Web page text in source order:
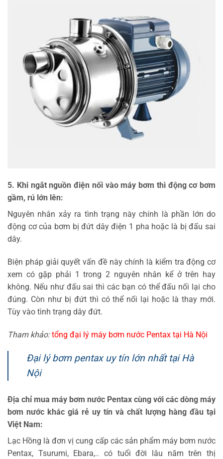
5. Khi ngắt nguồn điện nối vào máy bơm thì động cơ bơm
gầm, rú lớn lên:
Nguyên nhân xảy ra tình trạng này chính là phần lớn do
động cơ của bơm bị đứt dây điện 1 pha hoặc là bị đấu sai
dây.
Biện pháp giải quyết vấn đề này chính là kiểm tra động cơ
xem có gặp phải 1 trong 2 nguyên nhân kể ở trên hay
không. Nếu như đấu sai thì các bạn có thể đấu nối lại cho
đúng. Còn như bị đứt thì có thể nối lại hoặc là thay mới.
Tùy vào tình trạng dây đứt.
Tham khảo: tổng đại lý máy bơm nước Pentax tại Hà Nội
Đại lý bơm pentax uy tín lớn nhất tại Hà
Nội
Địa chỉ mua máy bơm nước Pentax cùng với các dòng máy
bơm nước khác giá rẻ uy tín và chất lượng hàng đầu tại
Việt Nam:
Lạc Hồng là đơn vị cung cấp các sản phẩm máy bơm nước
Pentax, Tsurumi, Ebara,.. có tuổi đời lâu năm trên thị